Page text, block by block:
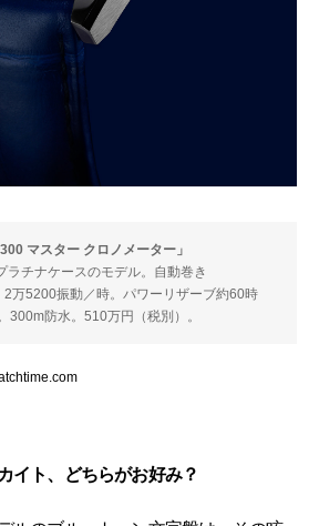
マスター クロノメーター」
ラチナケースのモデル。自動巻き
2万5200振動／時。パワーリザーブ約60時
300m防水。510万円（税別）。
イト、どちらがお好み？